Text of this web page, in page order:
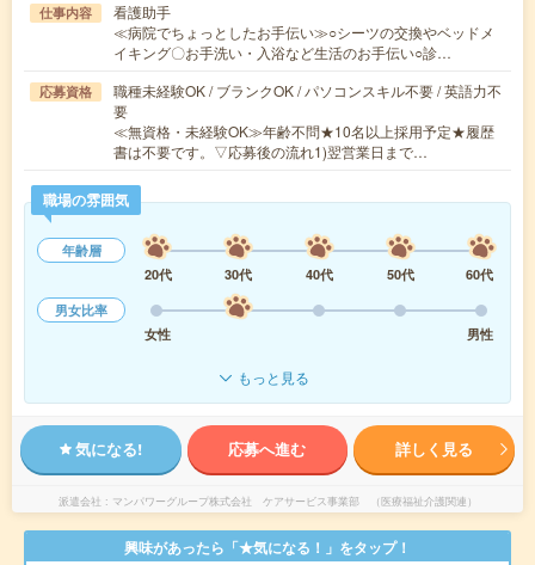
仕事内容
看護助手
≪病院でちょっとしたお手伝い≫○シーツの交換やベッドメ
イキング〇お手洗い・入浴など生活のお手伝い○診…
応募資格
職種未経験OK / ブランクOK / パソコンスキル不要 / 英語力不
要
≪無資格・未経験OK≫年齢不問★10名以上採用予定★履歴
書は不要です。▽応募後の流れ1)翌営業日まで…
職場の雰囲気
年齢層
20代
30代 40代 50代
60代
男女比率
女性
男性
もっと見る
気になる! 応募へ進む 詳しく見る
派遣会社 マンパワーグループ株式会社 ケアサービス事業部 （医療福祉介護関連）
興味があったら「★気になる！」をタップ！